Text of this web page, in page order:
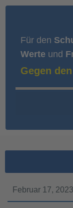
Für den
Werte und
Gegen
Februar 17, 2023